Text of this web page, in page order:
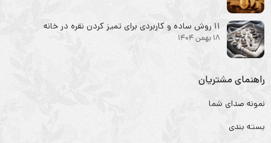
۱۱ روش ساده و کاربردی برای تمیز کردن نقره در خانه
18 بهمن 1404
راهنمای مشتریان
نمونه صدای شما
بسته بندی